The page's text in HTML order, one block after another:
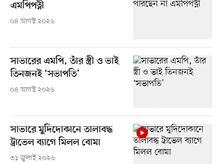
এমপিপত্নী
০৪ আগস্ট ২০২৬
সাভারের এমপি, তাঁর স্ত্রী ও ভাই
তিনজনই ‘সভাপতি’
০৪ আগস্ট ২০২৬
সাভারে মুদিদোকানে তালাবদ্ধ
ট্রাভেল ব্যাগে মিলল বোমা
৩১ জুলাই ২০২৬